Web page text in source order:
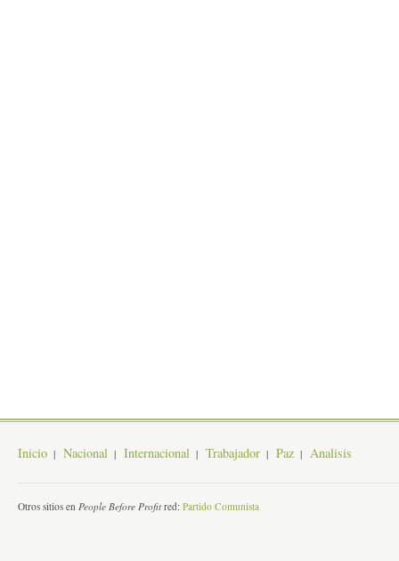
Inicio Nacional Internacional Trabajador Paz Analisis
Otros sitios en People Before Profit red: Partido Comunista